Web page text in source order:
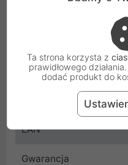
Kod
EAN
Gwarancja
Ta strona korzysta z
prawidłowego
dodać produkt do